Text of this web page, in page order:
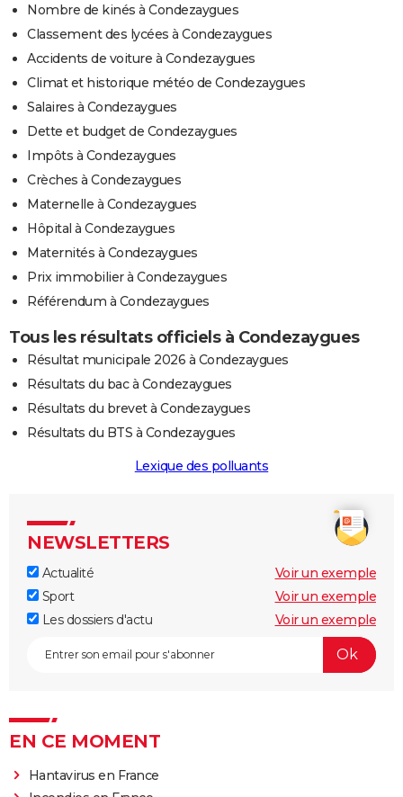
Nombre de kinés à Condezaygues
Classement des lycées à Condezaygues
Accidents de voiture à Condezaygues
Climat et historique météo de Condezaygues
Salaires à Condezaygues
Dette et budget de Condezaygues
Impôts à Condezaygues
Crèches à Condezaygues
Maternelle à Condezaygues
Hôpital à Condezaygues
Maternités à Condezaygues
Prix immobilier à Condezaygues
Référendum à Condezaygues
Tous les résultats officiels à Condezaygues
Résultat municipale 2026 à Condezaygues
Résultats du bac à Condezaygues
Résultats du brevet à Condezaygues
Résultats du BTS à Condezaygues
Lexique des polluants
NEWSLETTERS
Actualité
Voir un exemple
Sport
Voir un exemple
Les dossiers d'actu
Voir un exemple
EN CE MOMENT
Hantavirus en France